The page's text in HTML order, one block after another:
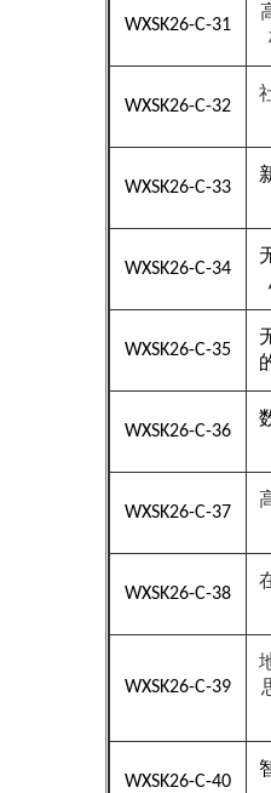
WXSK26-C-31
WXSK26-C-32
WXSK26-C-33
WXSK26-C-34
WXSK26-C-35
WXSK26-C-36
WXSK26-C-37
WXSK26-C-38
WXSK26-C-39
WXSK26-C-40